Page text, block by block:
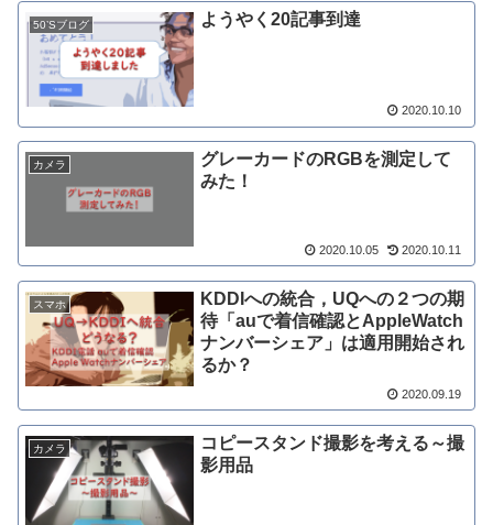
50’Sブログ ようやく20記事到達
2020.10.10
カメラ
グレーカードのRGBを測定して
みた！
2020.10.05 2020.10.11
スマホ
KDDIへの統合，UQへの２つの期
待「auで着信確認とAppleWatch
ナンバーシェア」は適用開始され
るか？
2020.09.19
カメラ
コピースタンド撮影を考える～撮
影用品